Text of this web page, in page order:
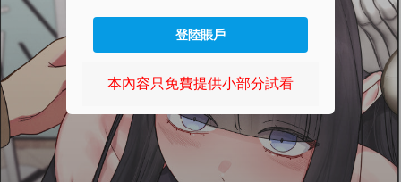
登陸賬戶
本內容只免費提供小部分試看